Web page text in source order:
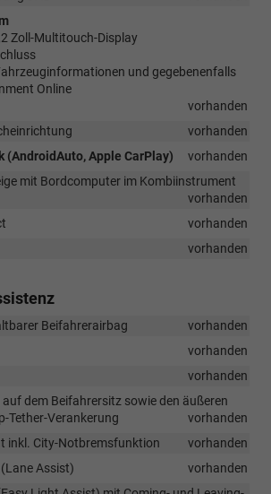
Zoll-Multitouch-Display
und gegebenenfalls
Online
vorhanden
vorhanden
(AndroidAuto, Apple CarPlay)
vorhanden
mit Bordcomputer im Kombiinstrument
vorhanden
vorhanden
vorhanden
Beifahrerairbag
vorhanden
vorhanden
vorhanden
dem Beifahrersitz sowie den äußeren
Tether-Verankerung
vorhanden
inkl. City-Notbremsfunktion
vorhanden
Assist)
vorhanden